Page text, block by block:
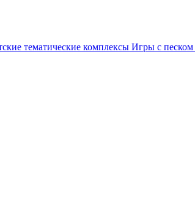
тематические комплексы Игры с песком